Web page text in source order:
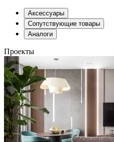
Аксессуары
Сопутствующие товары
Аналоги
Проекты